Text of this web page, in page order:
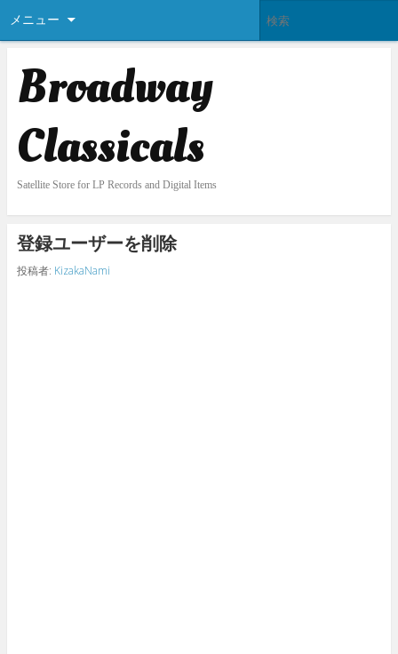
メニュー
Broadway
Classicals
Satellite Store for LP Records and Digital Items
登録ユーザーを削除
投稿者: KizakaNami